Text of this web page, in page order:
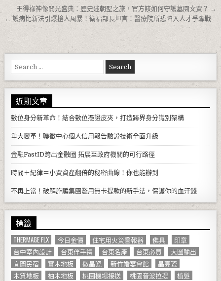
文章導覽
王得祿神像開光盛典：歷史迷朝聖之旅，官方該如何守護墓園文資？ →
← 護病比新法引爆搶人風暴！衛福部長坦言：醫療院所恐陷入人才爭奪戰
Search for:
近期文章
數位身分新革命！結合數位憑證皮夾，打造跨界身分識別架構
重大變革！聯徵中心個人信用報告驗證技術全面升級
金融FastID跨出金融圈 拓展至政府機關的可行路徑
時間＋紀律＝小資資產翻倍的秘密曲線！你也能辦到
不再上當！破解詐騙集團濫用無卡提款的新手法，保護你的血汗錢
標籤
THERMAGE FLX 今日金價 住宅用火災警報器 佛具
印章
台中室內設計
台東伴手禮 台東名產 台東必買
大圖輸出
宜蘭民宿
實木地板 微晶瓷 新竹婚宴會館
晶亮瓷
木質地板
柚木地板 桃園機場接送 桃園音波拉提
植髮